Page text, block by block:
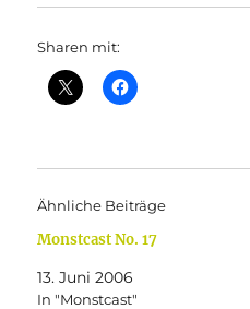
Sharen mit:
Ähnliche Beiträge
Monstcast No. 17
13. Juni 2006
In "Monstcast"